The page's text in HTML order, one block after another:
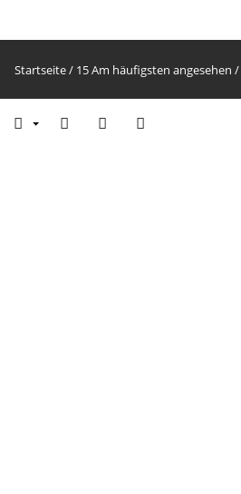
Startseite/ 15 Am häufigsten angesehen /